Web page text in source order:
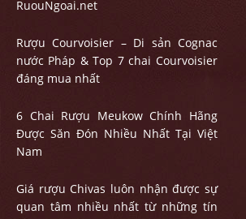
RuouNgoai.net
Rượu Courvoisier – Di sản Cognac
nước Pháp & Top 7 chai Courvoisier
đáng mua nhất
6 Chai Rượu Meukow Chính Hãng
Được Săn Đón Nhiều Nhất Tại Việt
Nam
Giá rượu Chivas luôn nhận được sự
quan tâm nhiều nhất từ những tín